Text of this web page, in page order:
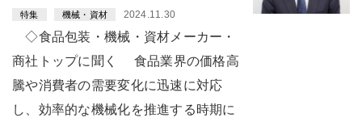
特集 機械・資材 2024.11.30
◇食品包装・機械・資材メーカー・
商社トップに聞く 食品業界の価格高
騰や消費者の需要変化に迅速に対応
し、効率的な機械化を推進する時期に